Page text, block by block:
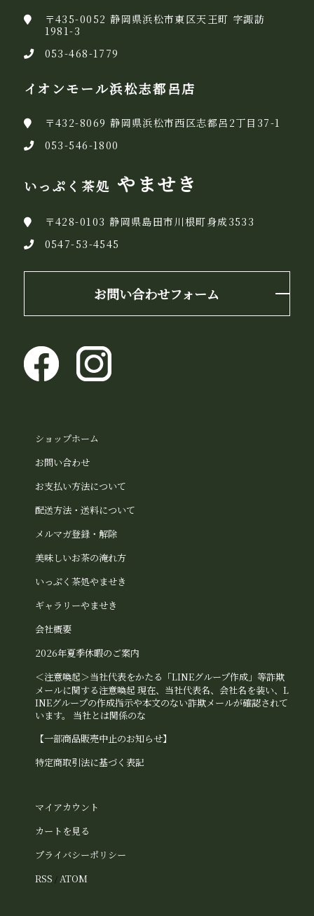
〒435-0052 静岡県浜松市東区天王町 字諏訪
1981-3
053-468-1779
イオンモール浜松志都呂店
〒432-8069 静岡県浜松市西区志都呂2丁目37-1
053-546-1800
いっぷく茶処 やませき
〒428-0103 静岡県島田市川根町身成3533
0547-53-4545
お問い合わせフォーム
ショップホーム
お問い合わせ
お支払い方法について
配送方法・送料について
メルマガ登録・解除
美味しいお茶の淹れ方
いっぷく茶処やませき
ギャラリーやませき
会社概要
2026年夏季休暇のご案内
＜注意喚起＞当社代表をかたる「LINEグループ作成」等詐欺
メールに関する注意喚起 現在、当社代表名、会社名を装い、L
INEグループの作成指示や本文のない詐欺メールが確認されて
います。 当社とは関係のな
【一部商品販売中止のお知らせ】
特定商取引法に基づく表記
マイアカウント
カートを見る
プライバシーポリシー
RSS /ATOM